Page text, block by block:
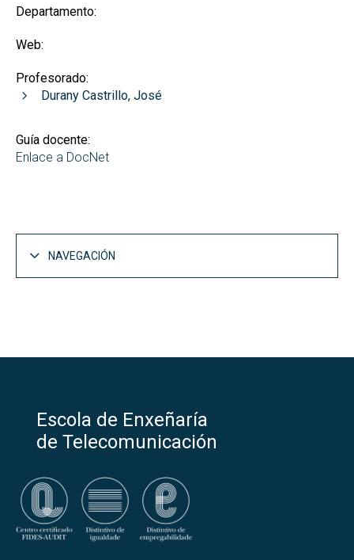
Departamento:
Web:
Profesorado:
Durany Castrillo, José
Guía docente:
Enlace a DocNet
NAVEGACIÓN
Escola de Enxeñaría
de Telecomunicación